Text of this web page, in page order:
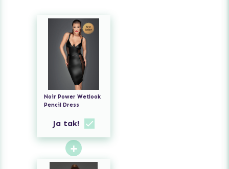
Noir Power Wetlook
Pencil Dress
Ja tak!
+